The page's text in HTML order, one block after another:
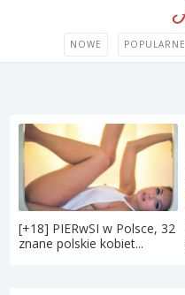
NOWE POPULARNE
[+18] PIERwSI w Polsce, 32
znane polskie kobiet...